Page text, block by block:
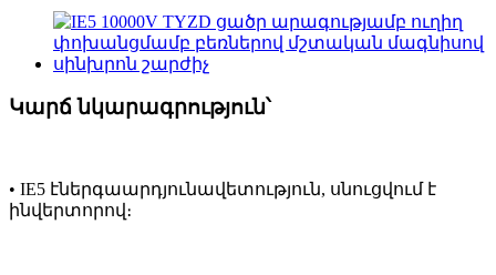
Կարճ նկարագրություն՝
• IE5 էներգաարդյունավետություն, սնուցվում է
ինվերտորով։